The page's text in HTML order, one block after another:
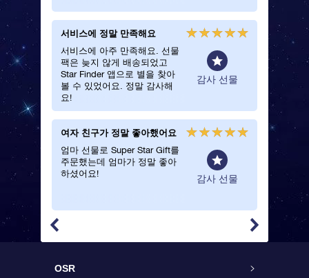
반
서비스에 정말 만족해요
서비스에 아주 만족해요. 선물
팩은 늦지 않게 배송되었고
Star Finder 앱으로 별을 찾아
볼 수 있었어요. 정말 감사해
요!
감사 선물
여자 친구가 정말 좋아했어요
엄마 선물로 Super Star Gift를
주문했는데 엄마가 정말 좋아
하셨어요!
감사 선물
늦지 않
예쁜
으로
감사의
별 선물
아주
습니다.
OSR